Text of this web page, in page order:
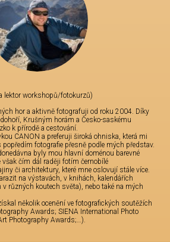
lektor workshopů/fotokurzů)
hor a aktivně fotografuji od roku 2004. Díky
Krušným horám a Česko-saskému
k přírodě a cestování.
CANON a preferuji široká ohniska, která mi
fotografie přesně podle mých představ.
byly mou hlavní doménou barevné
však čím dál raději fotím černobílé
či architektury, které mne oslovují stále více.
na výstavách, v knihách, kalendářích
různých koutech světa), nebo také na mých
několik ocenění ve fotografických soutěžích
Awards; SIENA International Photo
Photography Awards;…).